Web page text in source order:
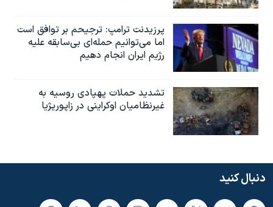
پرزیدنت ترامپ: ترجیحم بر توافق است
اما می‌توانیم حمله‌ای بی‌سابقه علیه
رژیم ایران انجام دهیم
تشدید حملات پهپادی روسیه به
غیرنظامیان اوکراینی در زاپوریژیا
دنبال کنید